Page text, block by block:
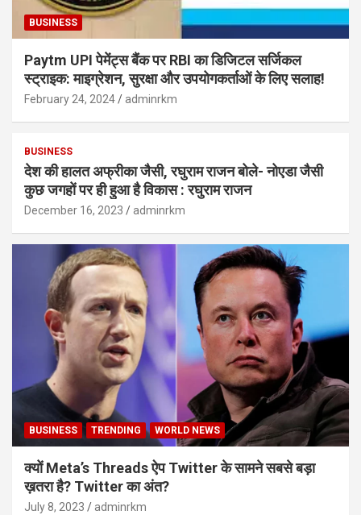
BUSINESS
Paytm UPI पेमेंट्स बैंक पर RBI का डिजिटल सर्जिकल
स्ट्राइक: माइग्रेशन, सुरक्षा और उपयोगकर्ताओं के लिए सलाह!
February 24, 2024 adminrkm
BUSINESS
देश की हालत अफ्रीका जैसी, रघुराम राजन बोले- नोएडा जैसी
कुछ जगहों पर ही हुआ है विकास : रघुराम राजन
December 16, 2023 adminrkm
BUSINESS TRENDING WORLD NEWS
क्यों Meta’s Threads ऐप Twitter के सामने सबसे बड़ा
ख़तरा है? Twitter का अंत?
July 8, 2023 adminrkm